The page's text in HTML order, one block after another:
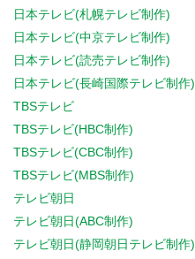
日本テレビ(札幌テレビ制作)
日本テレビ(中京テレビ制作)
日本テレビ(読売テレビ制作)
日本テレビ(長崎国際テレビ制作)
TBSテレビ
TBSテレビ(HBC制作)
TBSテレビ(CBC制作)
TBSテレビ(MBS制作)
テレビ朝日
テレビ朝日(ABC制作)
テレビ朝日(静岡朝日テレビ制作)